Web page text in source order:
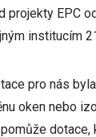
projekty EPC
institucím
pro nás
oken nebo
dotace,